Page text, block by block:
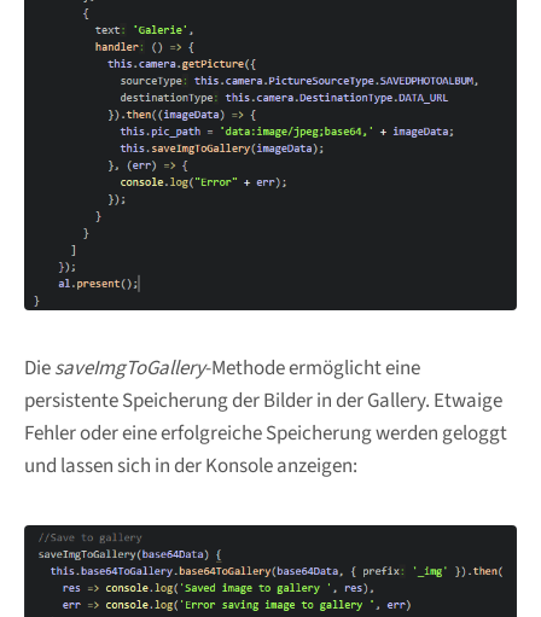
DiesaveImgToGallery-Methode ermöglicht eine
persistente Speicherung der Bilder in der Gallery. Etwaige
Fehler oder eine erfolgreiche Speicherung werden geloggt
und lassen sich in der Konsole anzeigen: